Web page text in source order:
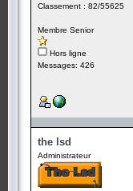
Classement : 82/55625
Membre Senior
Hors ligne
Messages: 426
the lsd
Administrateur